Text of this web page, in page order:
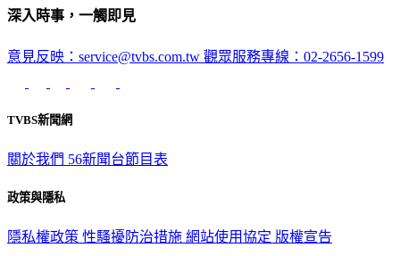
深入時事，一觸即見
意見反映：service@tvbs.com.tw 觀眾服務專線：02-2656-1599
TVBS新聞網
關於我們 56新聞台節目表
政策與隱私
隱私權政策 性騷擾防治措施 網站使用協定 版權宣告